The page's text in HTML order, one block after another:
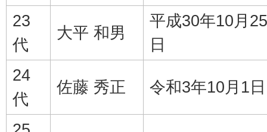
23
代
大平 和男
平成30年10月25
日
24
代
佐藤 秀正 令和3年10月1日